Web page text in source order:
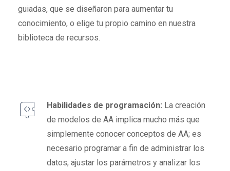
guiadas, que se diseñaron para aumentar tu
conocimiento, o elige tu propio camino en nuestra
biblioteca de recursos.
Habilidades de programación: La creación
de modelos de AA implica mucho más que
simplemente conocer conceptos de AA; es
necesario programar a fin de administrar los
datos, ajustar los parámetros y analizar los